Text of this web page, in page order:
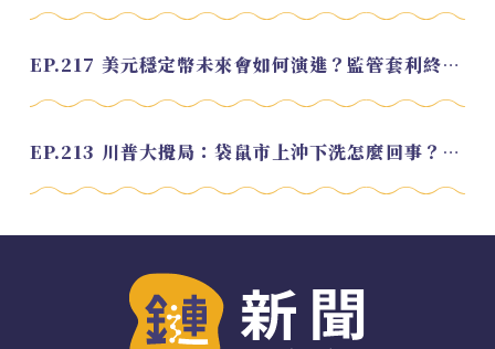
EP.217 美元穩定幣未來會如何演進？監管套利終將收斂？feat. 研究員 余哲安
EP.213 川普大攪局：袋鼠市上沖下洗怎麼回事？feat. Alvin